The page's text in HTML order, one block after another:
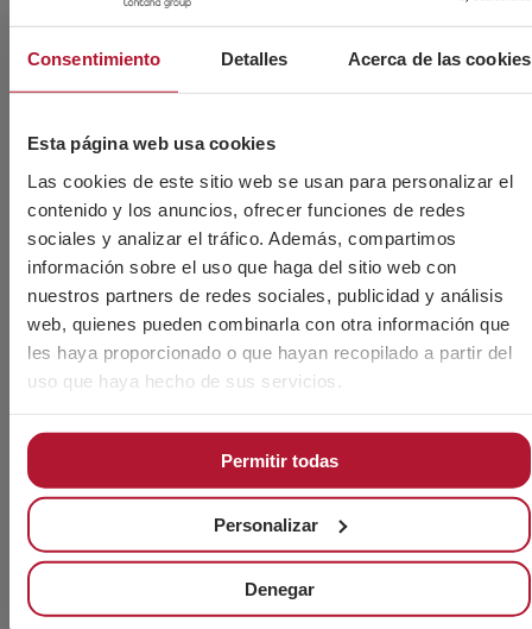
Consentimiento Detalles Acerca de las cookies
Esta página web usa cookies
Las cookies de este sitio web se usan para personalizar el
contenido y los anuncios, ofrecer funciones de redes
sociales y analizar el tráfico. Además, compartimos
información sobre el uso que haga del sitio web con
nuestros partners de redes sociales, publicidad y análisis
web, quienes pueden combinarla con otra información que
les haya proporcionado o que hayan recopilado a partir del
uso que haya hecho de sus servicios.
Permitir todas
Personalizar
Denegar
DIN 125 A A4 ISO 7089
Arandela plana en acero inoxidable A4
¿Necesitas más información?